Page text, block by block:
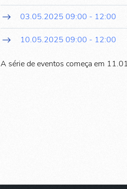
03.05.2025 09:00 - 12:00
10.05.2025 09:00 - 12:00
A série de eventos começa em